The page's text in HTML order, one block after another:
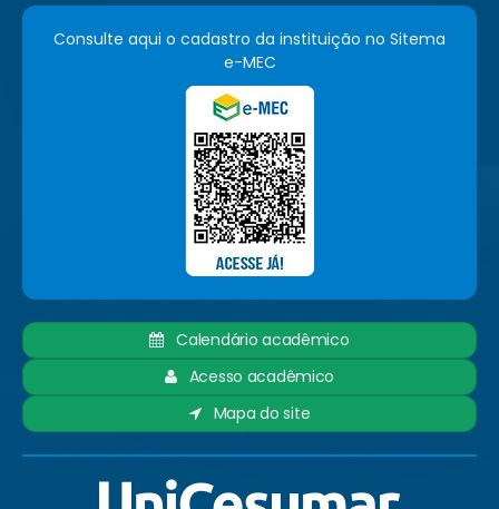
Consulte aqui o cadastro da instituição no Sitema
e-MEC
Calendário acadêmico
Acesso acadêmico
Mapa do site